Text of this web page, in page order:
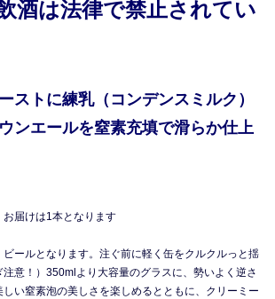
酒は法律で禁止されてい
ストに練乳（コンデンスミルク）
ンエールを窒素充填で滑らか仕上
届けは1本となります
ールとなります。注ぐ前に軽く缶をクルクルっと揺
意！）350mlより大容量のグラスに、勢いよく逆さ
い窒素泡の美しさを楽しめるとともに、クリーミー